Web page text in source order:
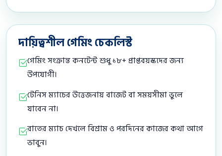
দায়িত্বশীল গেমিং চেকলিস্ট
গেমিং সংক্রান্ত কনটেন্ট শুধু ১৮+ প্রাপ্তবয়স্কদের জন্য
উপযোগী।
টেনিস ম্যাচের উত্তেজনায় বাজেট বা সময়সীমা ভুলে
যাবেন না।
রাতের ম্যাচ দেখলে বিশ্রাম ও পরদিনের কাজের কথা আগে
ভাবুন।